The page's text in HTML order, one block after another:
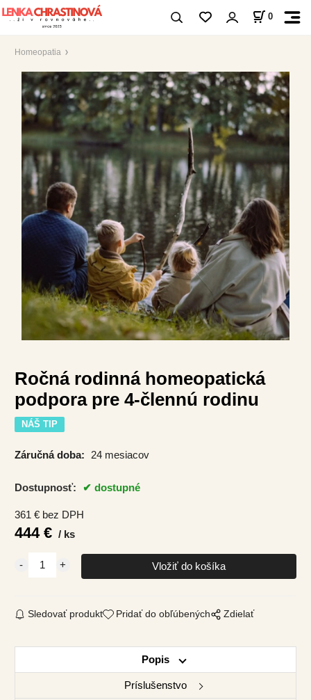
0
Homeopatia
Ročná rodinná homeopatická
podpora pre 4-člennú rodinu
NÁŠ TIP
Záručná doba: 24 mesiacov
Dostupnosť: dostupné
361€ bez DPH
444€ ks
Sledovať produkt Pridať do obľúbených Zdielať
Popis
Príslušenstvo